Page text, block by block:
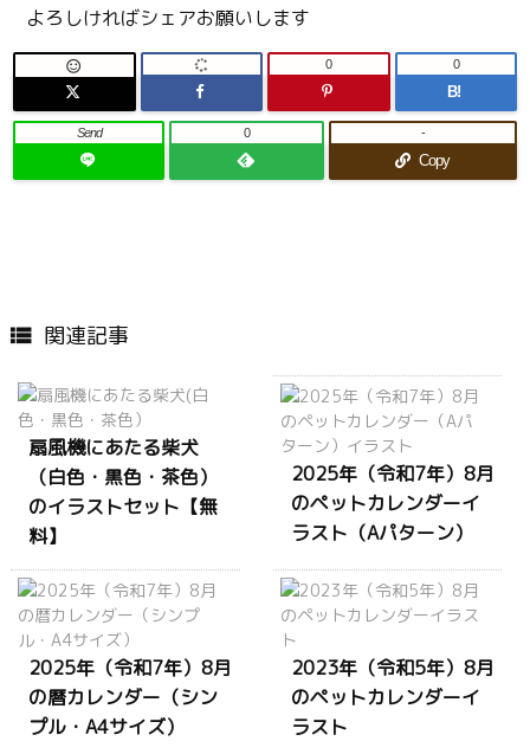
よろしければシェアお願いします
 0
B!
0
Send 0
Copy
-
 関連記事
扇風機にあたる柴犬
（白色・黒色・茶色）
のイラストセット【無
料】
2025年（令和7年）8月
のペットカレンダーイ
ラスト（Aパターン）
2025年（令和7年）8月
の暦カレンダー（シン
プル・A4サイズ）
2023年（令和5年）8月
のペットカレンダーイ
ラスト